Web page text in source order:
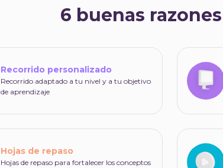
6 buenas
Recorrido personalizado
Recorrido adaptado a tu nivel y a tu objetivo
de aprendizaje
Hojas de repaso
Hojas de repaso para fortalecer los conceptos